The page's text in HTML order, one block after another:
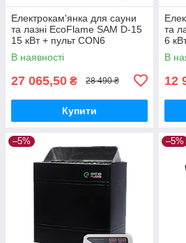
Електрокам'янка для сауни
та лазні EcoFlame SAM D-15
15 кВт + пульт CON6
В наявності
27 065,50 ₴ 28 490 ₴
Купити
та
6
В
12
–5% –5%